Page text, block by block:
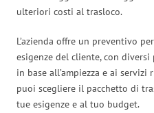
ulteriori costi al trasloco.
L’azienda offre un preventivo
esigenze del cliente, con
in base all’ampiezza e ai
puoi scegliere il pacchetto di
tue esigenze e al tuo budget.